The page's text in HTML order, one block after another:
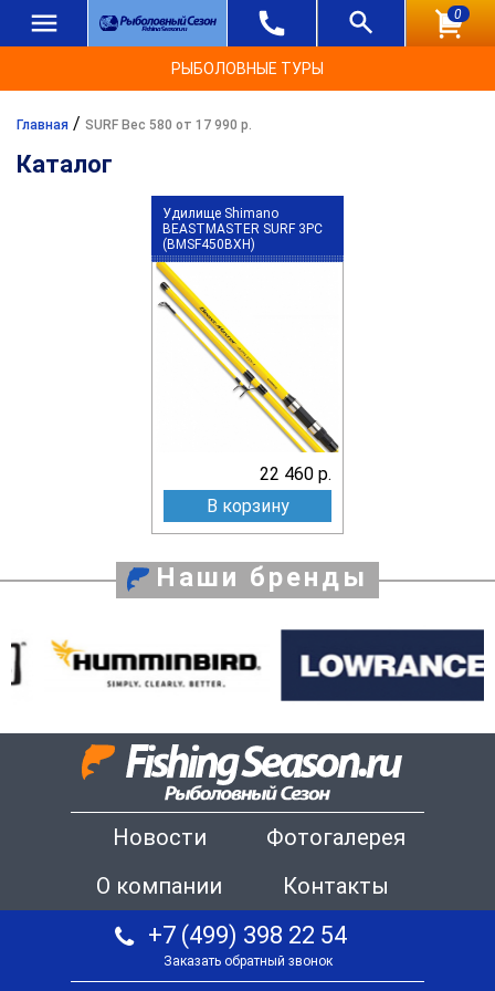
0
РЫБОЛОВНЫЕ ТУРЫ
Главная / SURF Вес 580 от 17 990 р.
Каталог
Удилище Shimano
BEASTMASTER SURF 3PC
(BMSF450BXH)
22 460 р.
В корзину
Наши бренды
Новости
Фотогалерея
О компании
Контакты
+7 (499) 398 22 54
Заказать обратный звонок